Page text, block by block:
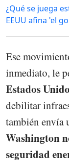
¿Qué se juega
EEUU afina 'el
Ese
inmediato, le
Estados
debilitar
también envía
Washington
seguridad